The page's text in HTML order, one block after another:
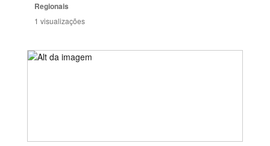
Regionais
1 visualizações